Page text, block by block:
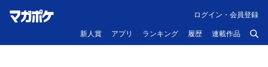
新人賞 アプリ ランキング 履歴 連載作品
ログイン・会員登録